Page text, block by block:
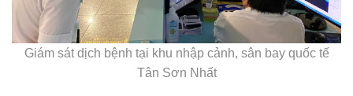
Giám sát dịch bệnh tại khu nhập cảnh, sân bay quốc tế
Tân Sơn Nhất